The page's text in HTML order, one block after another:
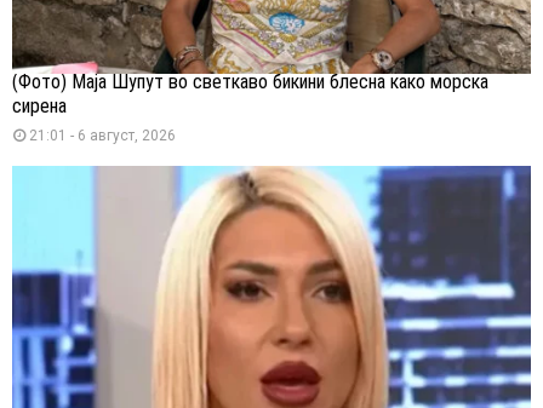
(Фото) Маја Шупут во светкаво бикини блесна како морска
сирена
21:01 - 6 август, 2026